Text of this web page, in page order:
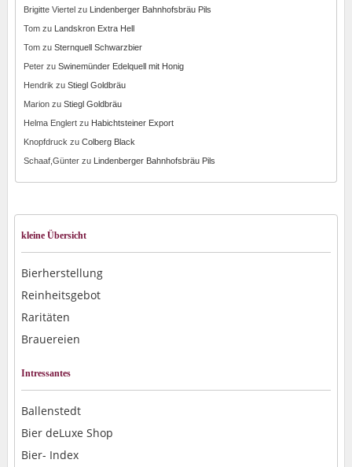
Brigitte Viertel zu
Lindenberger Bahnhofsbräu Pils
Tomzu
Landskron Extra Hell
Tomzu Sternquell Schwarzbier
Peterzu Swinemünder Edelquell mit Honig
Hendrik zu Stiegl Goldbräu
Marionzu Stiegl Goldbräu
Helma Englertzu Habichtsteiner Export
Knopfdruck zu Colberg Black
Schaaf,Günterzu Lindenberger Bahnhofsbräu Pils
kleine Übersicht
Bierherstellung
Reinheitsgebot
Raritäten
Brauereien
Intressantes
Ballenstedt
Bier deLuxe Shop
Bier- Index